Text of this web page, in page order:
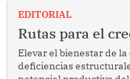
EDITORIAL
Rutas para el
Elevar el bienestar de
deficiencias